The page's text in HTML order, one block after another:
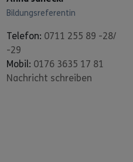
Bildungsreferentin
Telefon: 0711 255 89 -28/
-29
Mobil: 0176 3635 17 81
Nachricht schreiben